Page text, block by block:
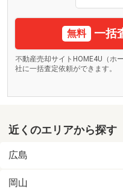
無料 一括
不動産売却サイトHOME4U（ホ
社に一括査定依頼ができます。
近くのエリアから探す
広島
岡山